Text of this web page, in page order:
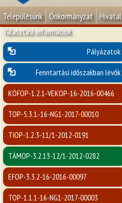
Településünk Önkormányzat Hivatal
Választási információk
Pályázatok
Fenntartási időszakban lévők
KÖFOP-1.2.1-VEKOP-16-2016-00466
TOP-5.3.1.-16-NG1-2017-00010
TIOP-1.2.3-11/1-2012-0191
TÁMOP-3.2.13-12/1-2012-0282
EFOP-3.3.2-16-2016-00097
TOP-1.1.1-16-NG1-2017-00003